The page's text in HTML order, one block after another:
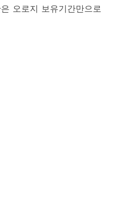
오로지 보유기간만으로